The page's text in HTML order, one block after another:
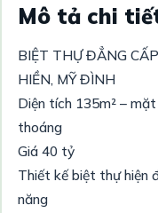
Mô tả chi
BIỆT THỰ ĐẲNG
HIỀN, MỸ ĐÌNH
Diện tích 135m² –
thoáng
Giá 40 tỷ
Thiết kế biệt thự hiện
năng